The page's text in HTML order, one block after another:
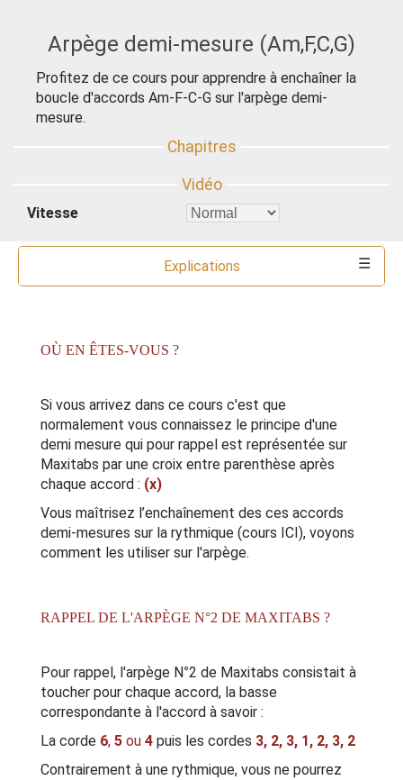
Arpège demi-mesure (Am,F,C,G)
Profitez de ce cours pour apprendre à enchaîner la
boucle d'accords Am-F-C-G sur l'arpège demi-
mesure.
Vitesse
Explications
OÙ EN ÊTES-VOUS ?
Si vous arrivez dans ce cours c'est que
normalement vous connaissez le principe d'une
demi mesure qui pour rappel est représentée sur
Maxitabs par une croix entre parenthèse après
chaque accord : (x)
Vous maîtrisez l’enchaînement des ces accords
demi-mesures sur la rythmique (cours ICI ), voyons
comment les utiliser sur l'arpège.
RAPPEL DE L'ARPÈGE N°2 DE MAXITABS ?
Pour rappel, l'arpège N°2 de Maxitabs consistait à
toucher pour chaque accord, la basse
correspondante à l'accord à savoir :
La corde 6, 5 ou 4 puis les cordes 3, 2, 3, 1, 2, 3, 2
Contrairement à une rythmique, vous ne pourrez